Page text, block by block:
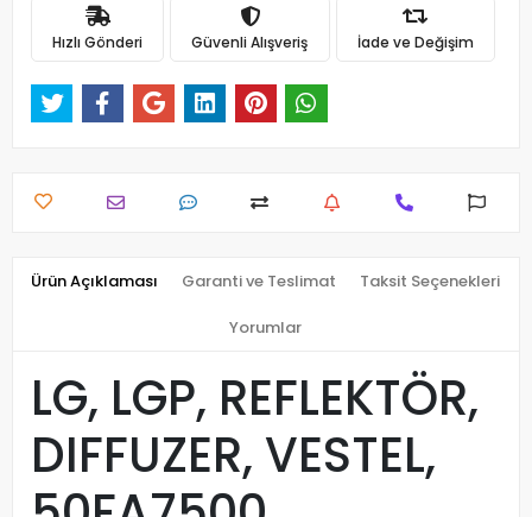
Hızlı Gönderi Güvenli Alışveriş İade ve Değişim
Ürün Açıklaması Garanti ve Teslimat Taksit Seçenekleri
Yorumlar
LG, LGP, REFLEKTÖR,
DIFFUZER, VESTEL,